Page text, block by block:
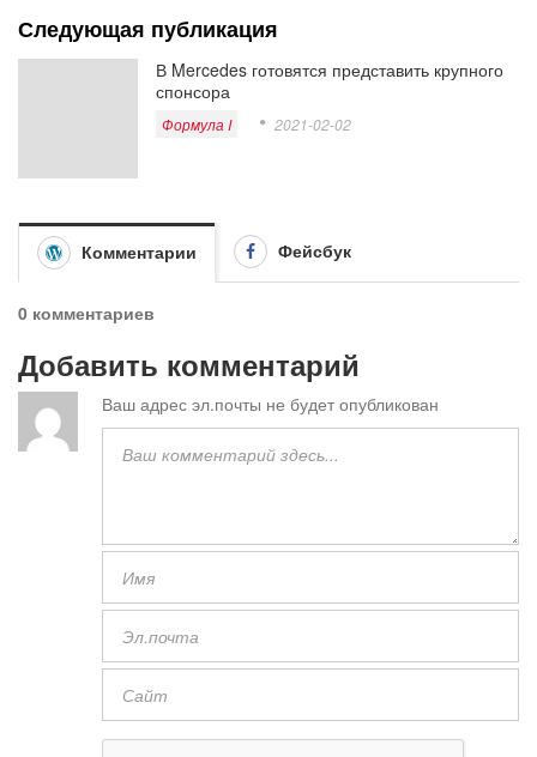
Следующая публикация
В Mercedes готовятся представить крупного
спонсора
Формула I 2021-02-02
Комментарии Фейсбук
0 комментариев
Добавить комментарий
Ваш адрес эл.почты не будет опубликован